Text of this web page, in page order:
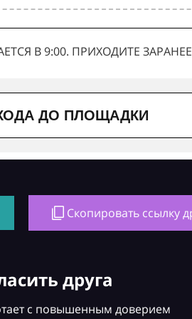
В 9:00. ПРИХОДИТЕ ЗАРАНЕЕ
ДО ПЛОЩАДКИ
Скопировать ссылку
друга
с повышенным доверием